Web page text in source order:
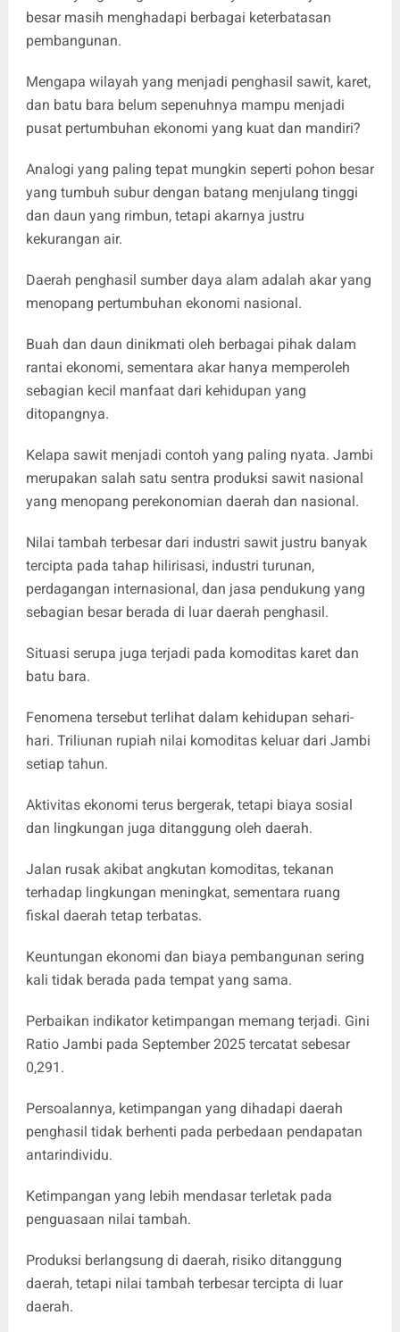
besar masih menghadapi berbagai keterbatasan
pembangunan.
Mengapa wilayah yang menjadi penghasil sawit, karet,
dan batu bara belum sepenuhnya mampu menjadi
pusat pertumbuhan ekonomi yang kuat dan mandiri?
Analogi yang paling tepat mungkin seperti pohon besar
yang tumbuh subur dengan batang menjulang tinggi
dan daun yang rimbun, tetapi akarnya justru
kekurangan air.
Daerah penghasil sumber daya alam adalah akar yang
menopang pertumbuhan ekonomi nasional.
Buah dan daun dinikmati oleh berbagai pihak dalam
rantai ekonomi, sementara akar hanya memperoleh
sebagian kecil manfaat dari kehidupan yang
ditopangnya.
Kelapa sawit menjadi contoh yang paling nyata. Jambi
merupakan salah satu sentra produksi sawit nasional
yang menopang perekonomian daerah dan nasional.
Nilai tambah terbesar dari industri sawit justru banyak
tercipta pada tahap hilirisasi, industri turunan,
perdagangan internasional, dan jasa pendukung yang
sebagian besar berada di luar daerah penghasil.
Situasi serupa juga terjadi pada komoditas karet dan
batu bara.
Fenomena tersebut terlihat dalam kehidupan sehari-
hari. Triliunan rupiah nilai komoditas keluar dari Jambi
setiap tahun.
Aktivitas ekonomi terus bergerak, tetapi biaya sosial
dan lingkungan juga ditanggung oleh daerah.
Jalan rusak akibat angkutan komoditas, tekanan
terhadap lingkungan meningkat, sementara ruang
fiskal daerah tetap terbatas.
Keuntungan ekonomi dan biaya pembangunan sering
kali tidak berada pada tempat yang sama.
Perbaikan indikator ketimpangan memang terjadi. Gini
Ratio Jambi pada September 2025 tercatat sebesar
0,291.
Persoalannya, ketimpangan yang dihadapi daerah
penghasil tidak berhenti pada perbedaan pendapatan
antarindividu.
Ketimpangan yang lebih mendasar terletak pada
penguasaan nilai tambah.
Produksi berlangsung di daerah, risiko ditanggung
daerah, tetapi nilai tambah terbesar tercipta di luar
daerah.